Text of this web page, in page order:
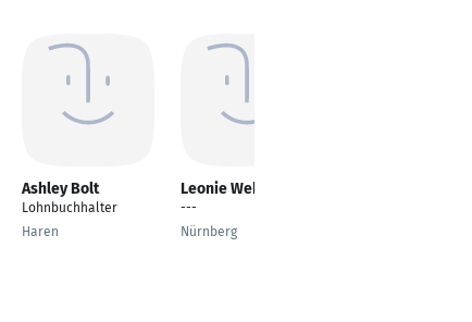
Ashley Bolt
Lohnbuchhalter
Haren
Leonie Weberpals
---
Nürnberg